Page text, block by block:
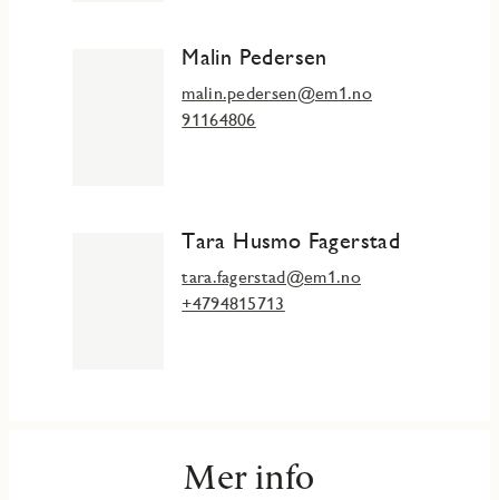
Malin Pedersen
malin.pedersen@em1.no
91164806
Tara Husmo Fagerstad
tara.fagerstad@em1.no
+4794815713
Mer info